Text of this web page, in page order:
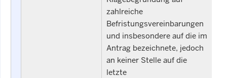
zahlreiche
Befristungsvereinbarungen
und insbesondere auf die im
Antrag bezeichnete, jedoch
an keiner Stelle auf die
letzte